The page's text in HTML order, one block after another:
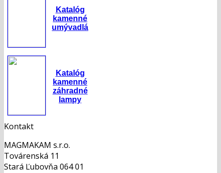
Katalóg
kamenné
umývadlá
Katalóg
kamenné
záhradné
lampy
Kontakt
MAGMAKAM s.r.o.
Továrenská 11
Stará Ľubovňa 064 01